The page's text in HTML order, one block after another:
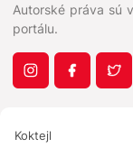
Autorské práva sú
portálu.
Koktejl